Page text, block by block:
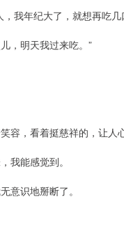
我年纪大了，就想再吃几
，明天我过来吃。”
容，看着挺慈祥的，让人
我能感觉到。
意识地掰断了。